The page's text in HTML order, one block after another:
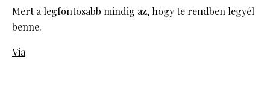
Mert a legfontosabb mindig az, hogy te rendben legyél
benne.
Via